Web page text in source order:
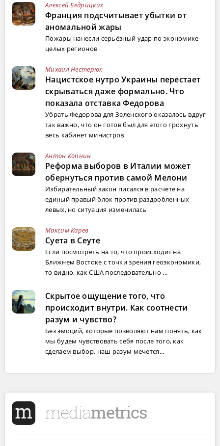
Алексей Бедрицких
Франция подсчитывает убытки от
аномальной жары
Пожары нанесли серьёзный удар по экономике
целых регионов
Михаил Нестерюк
Нацистское нутро Украины перестает
скрываться даже формально. Что
показала отставка Федорова
Убрать Федорова для Зеленского оказалось вдруг
так важно, что он готов был для этого грохнуть
весь кабинет министров
Антон Копнин
Реформа выборов в Италии может
обернуться против самой Мелони
Избирательный закон писался в расчете на
единый правый блок против раздробленных
левых, но ситуация изменилась
Максим Карев
Суета в Сеуте
Если посмотреть на то, что происходит на
Ближнем Востоке с точки зрения геоэкономики,
то видно, как США последовательно ...
Скрытое ощущение того, что
происходит внутри. Как соотнести
разум и чувство?
Без эмоций, которые позволяют нам понять, как
мы будем чувствовать себя после того, как
сделаем выбор, наш разум мечется...